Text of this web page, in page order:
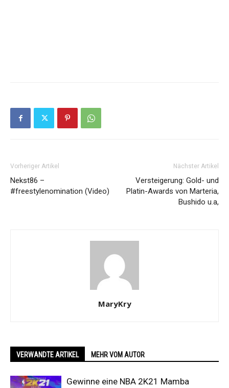
Vorheriger Artikel
Nekst86 –
#freestylenomination (Video)
Nächster Artikel
Versteigerung: Gold- und
Platin-Awards von Marteria,
Bushido u.a,
MaryKry
VERWANDTE ARTIKEL MEHR VOM AUTOR
Gewinne eine NBA 2K21 Mamba